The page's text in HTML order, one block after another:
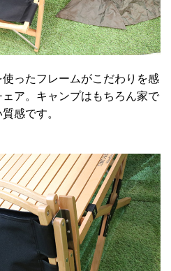
ったフレームがこだわりを感
ア。キャンプはもちろん家で
感です。